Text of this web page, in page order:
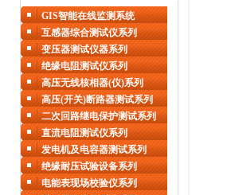
GIS智能在线监测系统
互感器综合测试仪系列
变压器测试仪器系列
绝缘电阻测试仪系列
高压无线核相器(仪)系列
高压(开关)断路器测试系列
二次回路继电保护测试系列
直流电阻测试仪系列
发电机及电容器测试系列
绝缘耐压试验设备系列
电能表现场校验仪系列